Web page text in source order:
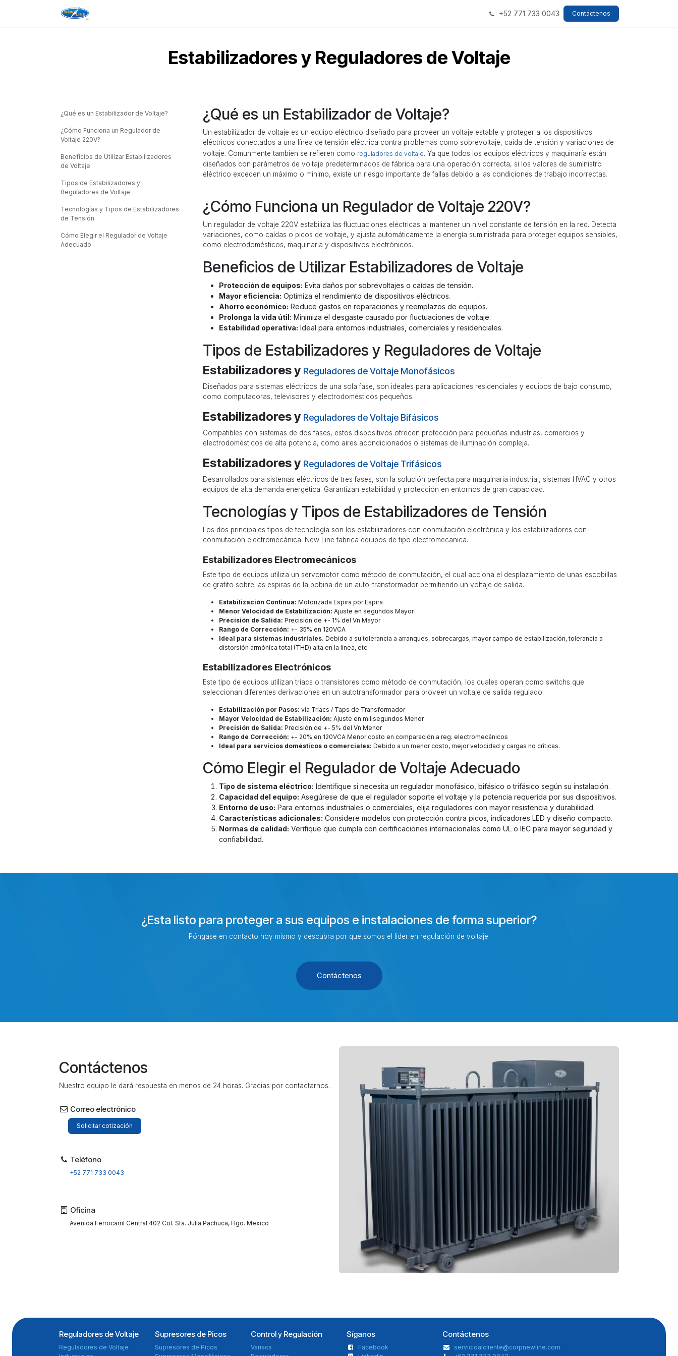
+52 771 733 0043 Contáctenos
Estabilizadores y Reguladores de Voltaje
¿Qué es un Estabilizador de Voltaje?
¿Cómo Funciona un Regulador de
Voltaje 220V?
Beneficios de Utilizar Estabilizadores
de Voltaje
Tipos de Estabilizadores y
Reguladores de Voltaje
Tecnologías y Tipos de Estabilizadores
de Tensión
Cómo Elegir el Regulador de Voltaje
Adecuado
¿Qué es un Estabilizador de Voltaje?
Un estabilizador de voltaje es un equipo eléctrico diseñado para proveer un voltaje estable y proteger a los dispositivos
eléctricos conectados a una línea de tensión eléctrica contra problemas como sobrevoltaje, caída de tensión y variaciones de
voltaje. Comunmente tambien se refieren como reguladores de voltaje. Ya que todos los equipos eléctricos y maquinaría están
diseñados con parámetros de voltaje predeterminados de fábrica para una operación correcta, si los valores de suministro
eléctrico exceden un máximo o mínimo, existe un riesgo importante de fallas debido a las condiciones de trabajo incorrectas.
¿Cómo Funciona un Regulador de Voltaje 220V?
Un regulador de voltaje 220V estabiliza las fluctuaciones eléctricas al mantener un nivel constante de tensión en la red. Detecta
variaciones, como caídas o picos de voltaje, y ajusta automáticamente la energía suministrada para proteger equipos sensibles,
como electrodomésticos, maquinaria y dispositivos electrónicos.
Beneficios de Utilizar Estabilizadores de Voltaje
Protección de equipos: Evita daños por sobrevoltajes o caídas de tensión.
Mayor eficiencia: Optimiza el rendimiento de dispositivos eléctricos.
Ahorro económico: Reduce gastos en reparaciones y reemplazos de equipos.
Prolonga la vida útil: Minimiza el desgaste causado por fluctuaciones de voltaje.
Estabilidad operativa: Ideal para entornos industriales, comerciales y residenciales.
Tipos de Estabilizadores y Reguladores de Voltaje
Estabilizadores y Reguladores de Voltaje Monofásicos
Diseñados para sistemas eléctricos de una sola fase, son ideales para aplicaciones residenciales y equipos de bajo consumo,
como computadoras, televisores y electrodomésticos pequeños.
Estabilizadores y Reguladores de Voltaje Bifásicos
Compatibles con sistemas de dos fases, estos dispositivos ofrecen protección para pequeñas industrias, comercios y
electrodomésticos de alta potencia, como aires acondicionados o sistemas de iluminación compleja.
Estabilizadores y Reguladores de Voltaje Trifásicos
Desarrollados para sistemas eléctricos de tres fases, son la solución perfecta para maquinaria industrial, sistemas HVAC y otros
equipos de alta demanda energética. Garantizan estabilidad y protección en entornos de gran capacidad.
Tecnologías y Tipos de Estabilizadores de Tensión
Los dos principales tipos de tecnología son los estabilizadores con conmutación electrónica y los estabilizadores con
conmutación electromecánica. New Line fabrica equipos de tipo electromecanica.
Estabilizadores Electromecánicos
Este tipo de equipos utiliza un servomotor como método de conmutación, el cual acciona el desplazamiento de unas escobillas
de grafito sobre las espiras de la bobina de un auto-transformador permitiendo un voltaje de salida.
Estabilización Continua: Motorizada Espira por Espira
Menor Velocidad de Estabilización: Ajuste en segundos Mayor
Precisión de Salida: Precisión de +- 1% del Vn Mayor
Rango de Corrección: +- 35% en 120VCA
Ideal para sistemas industriales. Debido a su tolerancia a arranques, sobrecargas, mayor campo de estabilización, tolerancia a
distorsión armónica total (THD) alta en la línea, etc.​
Estabilizadores Electrónicos
Este tipo de equipos utilizan triacs o transistores como método de conmutación, los cuales operan como switchs que
seleccionan diferentes derivaciones en un autotransformador para proveer un voltaje de salida regulado.
Estabilización por Pasos: vía Triacs / Taps de Transformador
Mayor Velocidad de Estabilización: Ajuste en milisegundos Menor
Precisión de Salida: Precisión de +- 5% del Vn Menor
Rango de Corrección: +- 20% en 120VCA Menor costo en comparación a reg. electromecánicos ​
Ideal para servicios domésticos o comerciales: Debido a un menor costo, mejor velocidad y cargas no críticas.
Cómo Elegir el Regulador de Voltaje Adecuado
Tipo de sistema eléctrico: Identifique si necesita un regulador monofásico, bifásico o trifásico según su instalación.
Capacidad del equipo: Asegúrese de que el regulador soporte el voltaje y la potencia requerida por sus dispositivos.
Entorno de uso: Para entornos industriales o comerciales, elija reguladores con mayor resistencia y durabilidad.
Características adicionales: Considere modelos con protección contra picos, indicadores LED y diseño compacto.
Normas de calidad: Verifique que cumpla con certificaciones internacionales como UL o IEC para mayor seguridad y
confiabilidad.
¿Esta listo para proteger a sus equipos e instalaciones de forma superior?
Póngase en contacto hoy mismo y descubra por que somos el lider en regulación de voltaje.
Contáctenos
Contáctenos
Nuestro equipo le dará respuesta en menos de 24 horas. Gracias por contactarnos.
Correo electrónico
Solicitar cotización
Teléfono
+52 771 733 0043
Oficina
Avenida Ferrocarril Central 402 Col. Sta. Julia Pachuca, Hgo. Mexico
Reguladores de Voltaje
Reguladores de Voltaje
Supresores de Picos
Supresores de Picos
Control y Regulación
Variacs
Síganos
Facebook
Contáctenos
servicioalcliente@corpnewline.com